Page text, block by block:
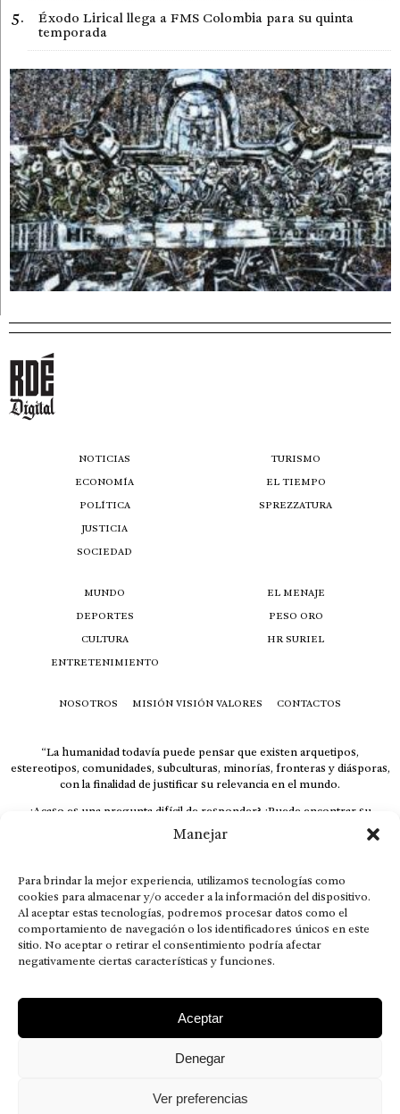
Manejar
Para brindar la mejor experiencia, utilizamos tecnologías como
cookies para almacenar y/o acceder a la información del dispositivo.
Al aceptar estas tecnologías, podremos procesar datos como el
comportamiento de navegación o los identificadores únicos en este
sitio. No aceptar o retirar el consentimiento podría afectar
negativamente ciertas características y funciones.
Aceptar
Denegar
Ver preferencias
Éxodo Lirical llega a FMS Colombia para su quinta
temporada
NOTICIAS
ECONOMÍA
POLÍTICA
JUSTICIA
SOCIEDAD
TURISMO
EL TIEMPO
SPREZZATURA
MUNDO
DEPORTES
CULTURA
ENTRETENIMIENTO
EL MENAJE
PESO ORO
HR SURIEL
NOSOTROS MISIÓN VISIÓN VALORES CONTACTOS
“La humanidad todavía puede pensar que existen arquetipos,
estereotipos, comunidades, subculturas, minorías, fronteras y diásporas,
con la finalidad de justificar su relevancia en el mundo.
¿Acaso es una pregunta difícil de responder? ¿Puede encontrar su
respuesta al instante, otorgando al receptor cuestionado espacio y
velocidad suficiente para responder correctamente? De no ser así, el que
El concepto de familia no está limitado exclusivamente a la sangre; seres
que surgen en nuestro diario vivir suelen pesar más que los
emparentados. Más bien, el apego de estas dos versiones de seres
queridos mueve ideales provenientes de sus vivencias.
This is for nuestra gente.” – HRSuriel
MISIÓN VISIÓN VALORES
CONTACTOS